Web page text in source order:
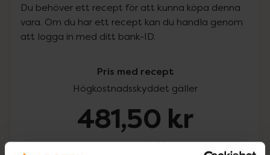
Du behöver ett recept för att kunna köpa denna
vara. Om du har ett recept kan du handla genom
att logga in med ditt bank-ID.
Pris med recept
Högkostnadsskyddet gäller
481,50 kr
I apotek:481,50 kr